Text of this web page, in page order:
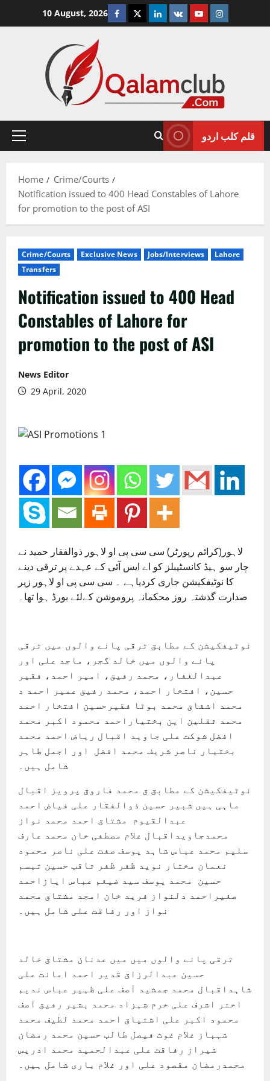
10 August, 2026 Facebook
TwitterLinkedin
VK YoutubeInstagram
Primary
قلم کلب اردو
Home
Crime/Courts
Notification issued to 400 Head Constables of Lahore
for promotion to the post of ASI
Crime/Courts Exclusive News Jobs/Interviews
Lahore
Transfers
Notification issued to 400 Head
Constables of Lahore for
promotion to the post of ASI
News Editor
29 April, 2020
لاہور(کرائم رپورٹر) سی سی پی او لاہور ذوالفقار حمید نے
چار سو ہیڈ کانسٹیبلز کو اے ایس آئی کے عہدے پر ترقی دینے
کا نوٹیفکیشن جاری کردیاہے ۔ سی سی پی او لاہور زیر
صدارت گذشتہ روز محکمانہ پروموشن کےلئے بورڈ ہوا تھا۔
نوٹیفکیشن کے مطابق ترقی پانے والوں میں ترقی
پانے والوں میں خالد گجر، ماجد علی اور
عبدالغفار، محمد رفیق، امیر احمد، فقیر
حسین، افتخار احمد، محمد رفیق عمیر احمد د
محمد اشفاق محمد بوٹا فقیرحسین افتخار احمد
محمد ثقلین این بختیاراحمد محمود اکبر محمد
افضل شوکت علی جاوید اقبال ریاض احمد محمد
بختیار ناصر شریف محمد افضل اور اجمل طاہر
شامل ہیں۔
نوٹیفکیشن کے مطابق ق محمد فاروق پرویز اقبال
ماہی ہیں شبیر حسین ذوالفقار علی فیاض احمد
عبدالقیوم مشتاق احمد محمد نواز
محمدجاویداقبال غلام مصطفی خان محمد عارف
سلیم محمد عباس شاہد یوسف صفت علی ناصر محمود
نعمان مختار نوید ظفر ظفر ثاقب حسین تبسم
حسین محمد یوسف سید ضیغم عباس ایازاحمد
صغیراحمد دلنواز فرید خان امجد مشتاق محمد
نواز اور رفاقت علی شامل ہیں۔
ترقی پانے والوں میں میں عدنان مشتاق خالد
حسین عبدالرزاق قدیر احمد امانت علی
شاہداقبال محمد جمشید آصف علی ظہیر عباس ندیم
اختر اشرف علی خرم شہزاد محمد بشیر رفیق آصف
محمود اکبر علی اشتیاق احمد محمد لطیف محمد
شہباز غلام غوث فیصل طالب حسین محمد رمضان
شیراز رفاقت علی عبدالحمید محمد ادریس
محمدرمضان مقصود علی اور غلام باری شامل ہیں۔